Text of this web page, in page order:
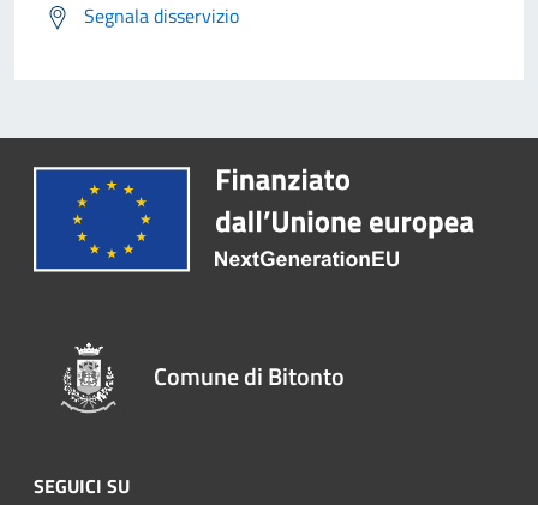
Segnala disservizio
Comune di Bitonto
SEGUICI SU